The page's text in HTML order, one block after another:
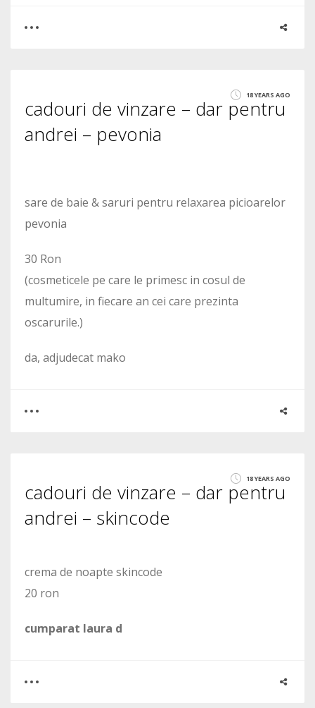
1980
18 YEARS AGO
cadouri de vinzare – dar pentru
andrei – pevonia
sare de baie & saruri pentru relaxarea picioarelor
pevonia
30 Ron
(cosmeticele pe care le primesc in cosul de
multumire, in fiecare an cei care prezinta
oscarurile.)
da, adjudecat mako
1732
18 YEARS AGO
cadouri de vinzare – dar pentru
andrei – skincode
crema de noapte skincode
20 ron
cumparat laura d